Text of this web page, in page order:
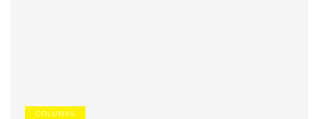
COLUNAS